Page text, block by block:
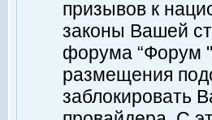
призывов к
законы Вашей
форума “Форум
размещения
заблокировать